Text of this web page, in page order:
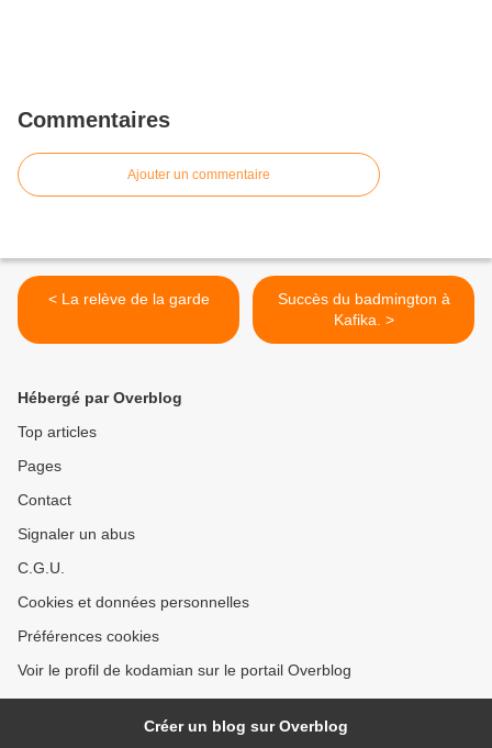
Commentaires
Ajouter un commentaire
< La relève de la garde
Succès du badmington à
Kafika. >
Hébergé par Overblog
Top articles
Pages
Contact
Signaler un abus
C.G.U.
Cookies et données personnelles
Préférences cookies
Voir le profil de kodamian sur le portail Overblog
Créer un blog sur Overblog